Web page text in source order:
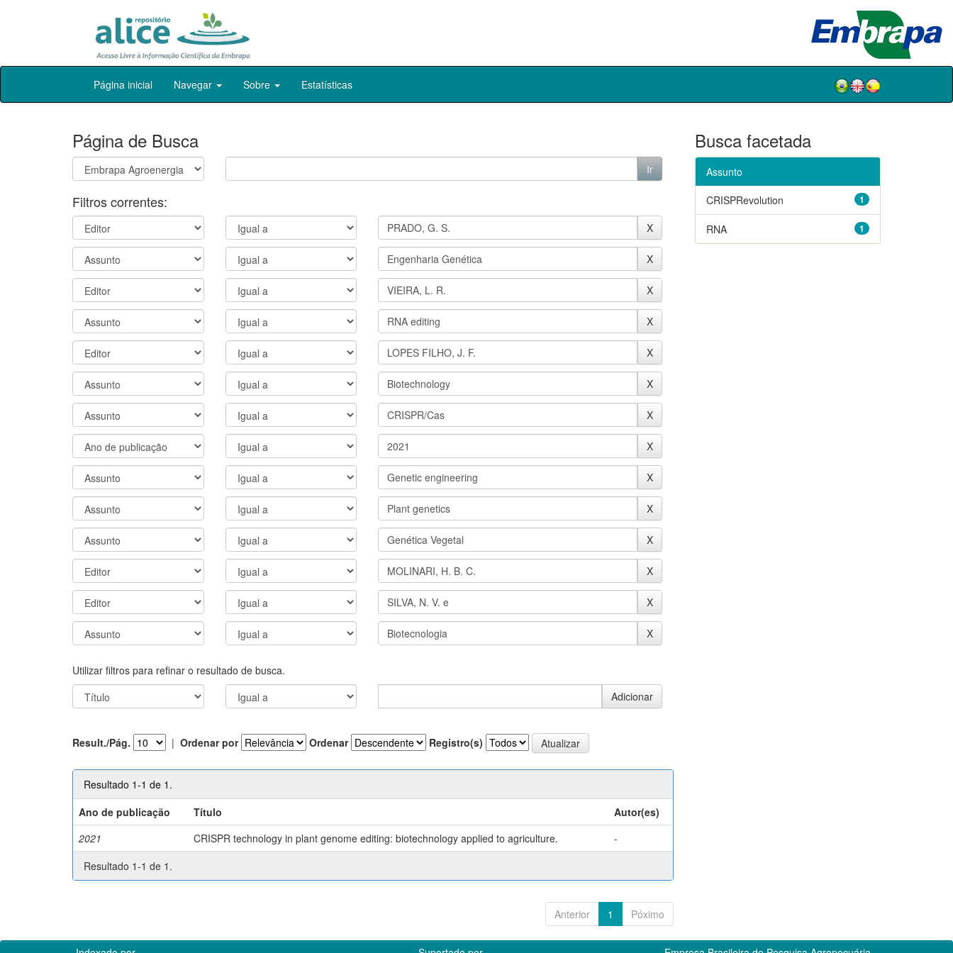
Skip
Página inicial Navegar Sobre Estatísticas
Página de Busca
Filtros correntes:
Utilizar filtros para refinar o resultado de busca.
Result./Pág. | Ordenar por Ordenar Registro(s)
Resultado 1-1 de 1.
Ano de publicação
Título
Autor(es)
2021
CRISPR technology in plant genome editing: biotechnology applied to agriculture.
-
Resultado 1-1 de 1.
Anterior 1 Póximo
Busca facetada
Assunto
1
CRISPRevolution
1
RNA